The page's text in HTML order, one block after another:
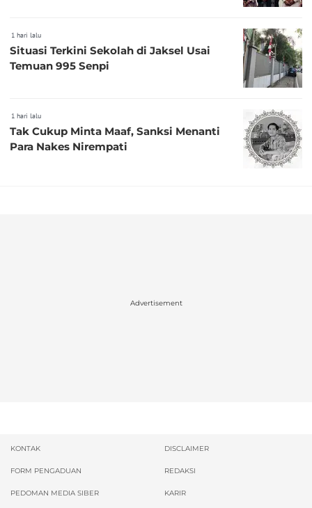
1 hari lalu
Situasi Terkini Sekolah di Jaksel Usai
Temuan 995 Senpi
1 hari lalu
Tak Cukup Minta Maaf, Sanksi Menanti
Para Nakes Nirempati
Advertisement
KONTAK DISCLAIMER
FORM PENGADUAN REDAKSI
PEDOMAN MEDIA SIBER KARIR